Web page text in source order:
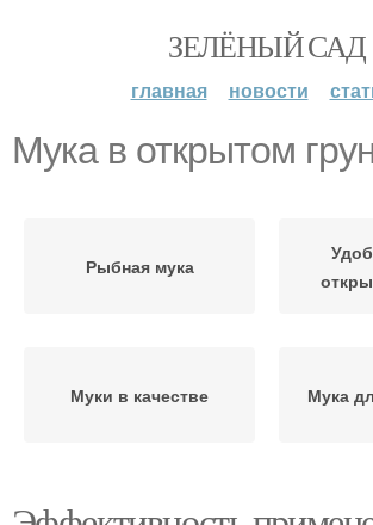
ЗЕЛЁНЫЙ САД
главная новости
Мука в открытом
Рыбная мука
Муки в качестве Мука